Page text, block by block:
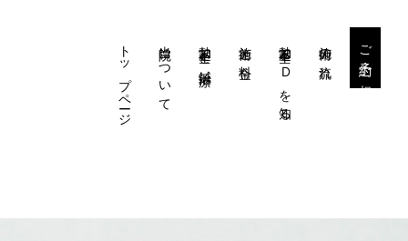
トップページ 当院について 勃起不全と鍼治療 施術と料金 勃起不全・EDを知る 施術の流れ ご予約・ご相談